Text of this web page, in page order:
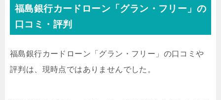
福島銀行カードローン「グラン・フリー」の
口コミ・評判
福島銀行カードローン「グラン・フリー」の口コミや
評判は、現時点ではありませんでした。